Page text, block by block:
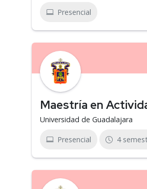
Presencial
Maestría en
Universidad de Guadalajara
Presencial 4